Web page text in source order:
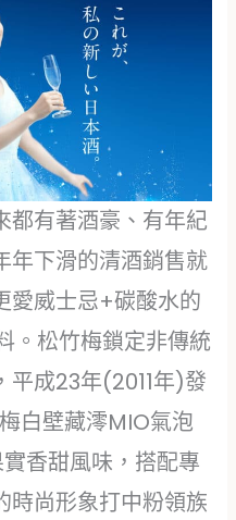
都有著酒豪、有年紀
年下滑的清酒銷售就
愛威士忌+碳酸水的
。松竹梅鎖定非傳統
平成23年(2011年)發
白壁藏澪MIO氣泡
香甜風味，搭配專
時尚形象打中粉領族